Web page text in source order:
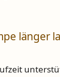
länger